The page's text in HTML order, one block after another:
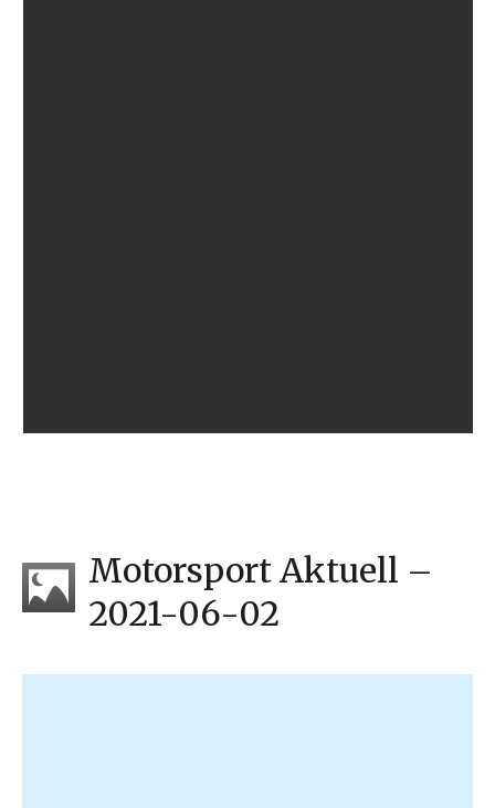
Motorsport Aktuell –
2021-06-02